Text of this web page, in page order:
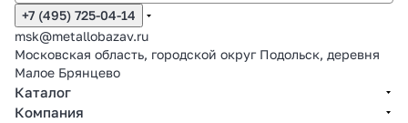
+7 (495) 725-04-14
msk@metallobazav.ru
Московская область, городской округ Подольск, деревня
Малое Брянцево
Каталог
Компания